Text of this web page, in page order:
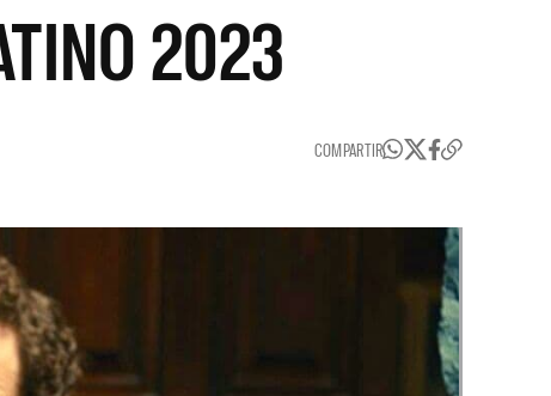
2023
COMPARTIR